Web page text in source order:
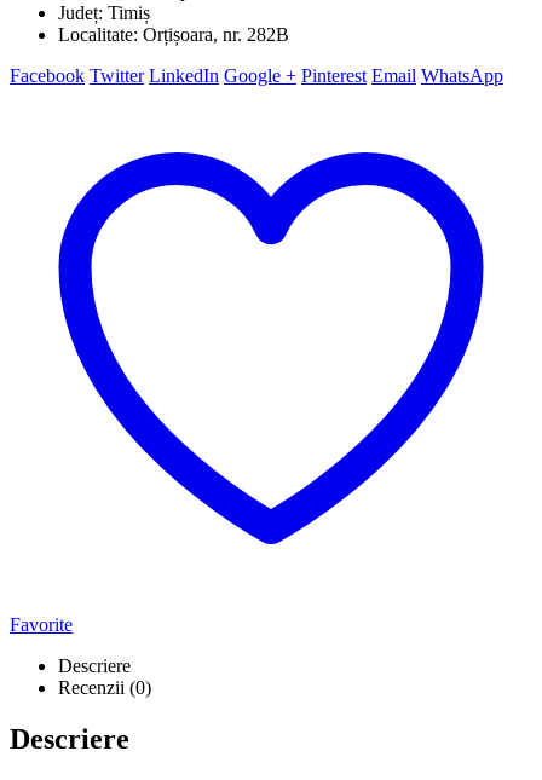
Județ: Timiș
Localitate: Orțișoara, nr. 282B
Facebook Twitter LinkedIn Google + Pinterest Email WhatsApp
Favorite
Descriere
Recenzii (0)
Descriere